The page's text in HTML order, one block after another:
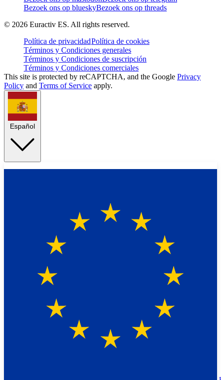
Bezoek ons op blueskyBezoek ons op threads
© 2026 Euractiv ES. All rights reserved.
Política de privacidadPolítica de cookies
Términos y Condiciones generales
Términos y Condiciones de suscripción
Términos y Condiciones comerciales
This site is protected by reCAPTCHA, and the Google Privacy
Policy and Terms of Service apply.
Español